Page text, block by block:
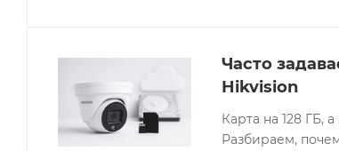
Часто
Hikvision
Карта на 128 ГБ,
Разбираем,